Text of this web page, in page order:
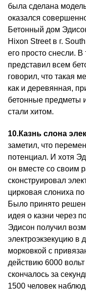
была сделана
оказался
Бетонный дом
Hixon Street в г.
его просто снесли.
представил всем
говорил, что такая
как и деревянная,
бетонные предметы
стали хитом.
10.Казнь слона
заметил, что
потенциал. И хотя
он вместе со своим
сконструировал
цирковая слониха
Было принято
идея о казни через
Эдисон получил
электроэкзекуцию в
морковкой с
действию 6000
скончалось за
1500 человек